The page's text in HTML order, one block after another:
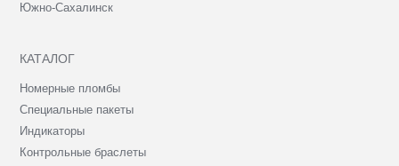
Южно-Сахалинск
КАТАЛОГ
Номерные пломбы
Специальные пакеты
Индикаторы
Контрольные браслеты